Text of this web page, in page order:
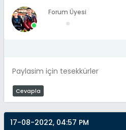
Forum Üyesi
Paylasim için tesekkürler
Cevapla
17-08-2022, 04:57 PM